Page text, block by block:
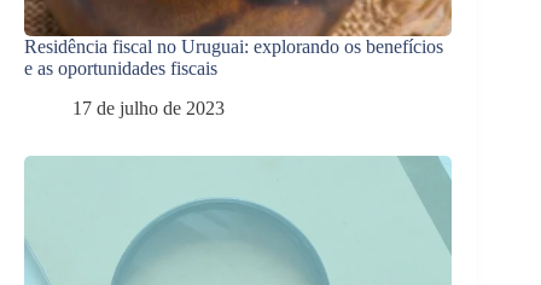
Residência fiscal no Uruguai: explorando os benefícios
e as oportunidades fiscais
17 de julho de 2023